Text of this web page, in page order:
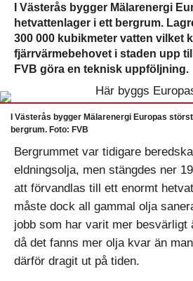
I Västerås bygger Mälarenergi
hetvattenlager i ett bergrum.
300 000 kubikmeter vatten vilket
fjärrvärmebehovet i staden upp
FVB göra en teknisk uppföljning.
I Västerås bygger Mälarenergi Europas
bergrum. Foto: FVB
Bergrummet var tidigare
eldningsolja, men stängdes ner
att förvandlas till ett enormt
måste dock all gammal olja
jobb som har varit mer besvärligt
då det fanns mer olja kvar än
därför dragit ut på tiden.